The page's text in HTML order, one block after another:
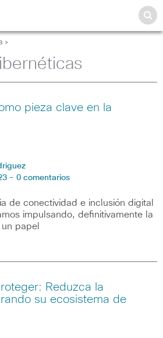
>
pieza clave en la
- 0 comentarios
de conectividad e inclusión digital
impulsando, definitivamente la
papel
Reduzca la
su ecosistema de